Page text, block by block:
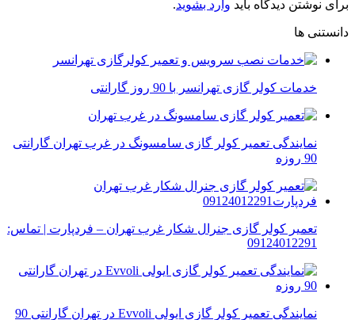
برای نوشتن دیدگاه باید وارد بشوید.
دانستنی ها
خدمات کولر گازی تهرانسر با 90 روز گارانتی
نمایندگی تعمیر کولر گازی سامسونگ در غرب تهران گارانتی
90 روزه
تعمیر کولر گازی جنرال شکار غرب تهران – فردپارت | تماس:
09124012291
نمایندگی تعمیر کولر گازی ایولی Evvoli در تهران گارانتی 90